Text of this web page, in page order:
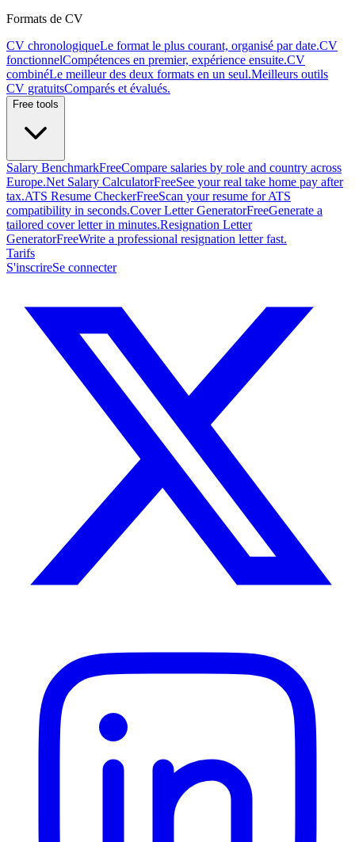
Formats de CV
CV chronologiqueLe format le plus courant, organisé par date.CV
fonctionnelCompétences en premier, expérience ensuite.CV
combinéLe meilleur des deux formats en un seul.Meilleurs outils
CV gratuitsComparés et évalués.
Free tools
Salary BenchmarkFreeCompare salaries by role and country across
Europe.Net Salary CalculatorFreeSee your real take home pay after
tax.ATS Resume CheckerFreeScan your resume for ATS
compatibility in seconds.Cover Letter GeneratorFreeGenerate a
tailored cover letter in minutes.Resignation Letter
GeneratorFreeWrite a professional resignation letter fast.
Tarifs
S'inscrireSe connecter